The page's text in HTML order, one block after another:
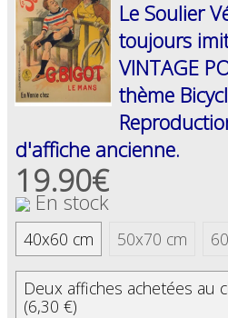
Le Soulier
toujours
VINTAGE
thème
d'affiche ancienne.
19.90€
En stock
40x60 cm 50x70 cm
Deux affiches achetées au
(6,30 €)